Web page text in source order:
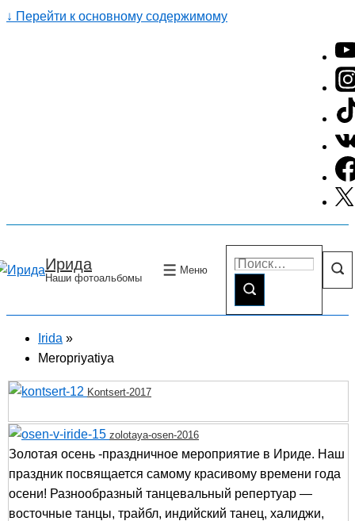
↓ Перейти к основному содержимому
Ирида
Наши фотоальбомы
Меню
Irida »
Meropriyatiya
Kontsert-2017
zolotaya-osen-2016
Золотая осень -праздничное мероприятие в Ириде. Наш
праздник посвящается самому красивому времени года
осени! Разнообразный танцевальный репертуар —
восточные танцы, трайбл, индийский танец, халиджи,